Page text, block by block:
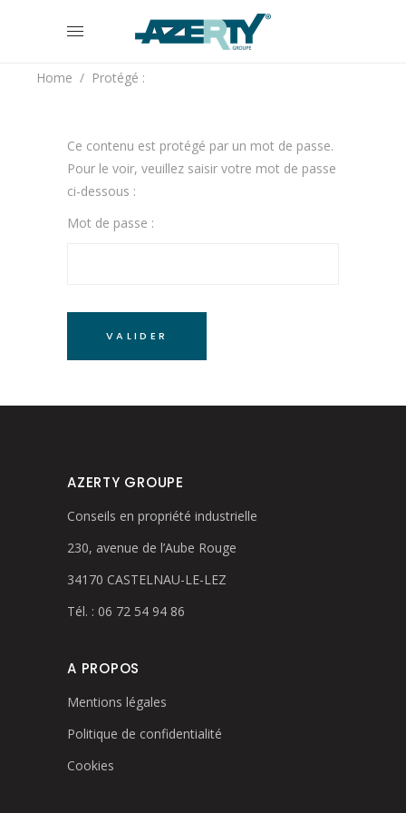
Home / Protégé :
Ce contenu est protégé par un mot de passe.
Pour le voir, veuillez saisir votre mot de passe
ci-dessous :
Mot de passe :
AZERTY GROUPE
Conseils en propriété industrielle
230, avenue de l’Aube Rouge
34170 CASTELNAU-LE-LEZ
Tél. : 06 72 54 94 86
A PROPOS
Mentions légales
Politique de confidentialité
Cookies